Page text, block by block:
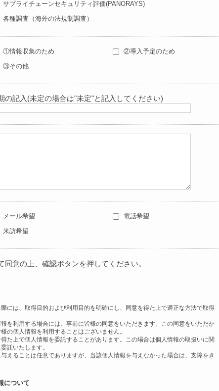
サプライチェーンセキュリティ評価(PANORAYS)
各種調査（海外の法規制調査）
①情報収集のため
②導入予定のため
③その他
の記入 (未定の場合は"未定"と記入してください)
メール希望
電話希望
来訪希望
意の上、確認ボタンを押してください。
には、取得目的および利用目的を明確にし、同意を得た上で適正な方法で取得
を利用する場合には、事前に皆様の同意をいただきます。この同意をいただか
の個人情報を利用することはございません。
た上で個人情報を委託することがあります。この場合は個人情報の取扱いに関
託いたします。
えることは任意でありますが、当該個人情報を与えなかった場合は、支障をき
について